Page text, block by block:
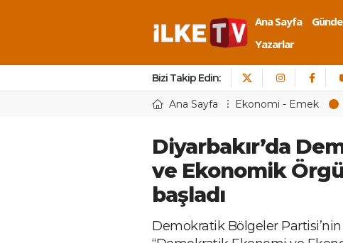
Ana Sayfa
Yazarlar
Bizi Takip Edin:
Ana Sayfa Ekonomi - Emek
Diyarbakır’da
ve Ekonomik
başladı
Demokratik Bölgeler